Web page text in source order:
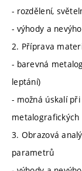
- rozdělení,
- výhody a
2. Příprava
- barevná
leptání)
- možná úskalí
3. Obrazová
parametrů